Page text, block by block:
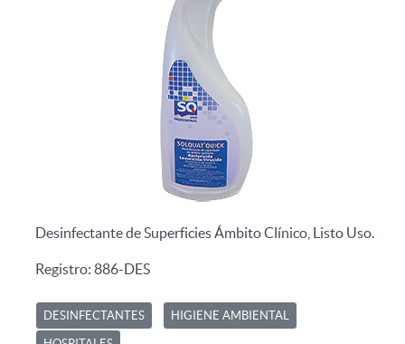
Desinfectante de Superficies Ámbito Clínico, Listo Uso.
Registro: 886-DES
DESINFECTANTES HIGIENE AMBIENTAL